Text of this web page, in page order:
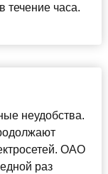
течение часа.
неудобства.
ОАО
раз